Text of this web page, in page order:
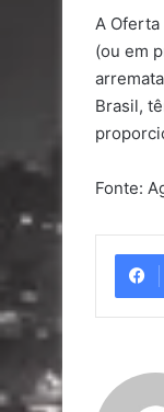
A
(ou em
Brasil,
Fonte: